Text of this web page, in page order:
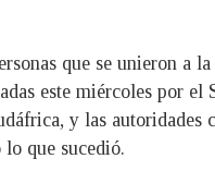
que se unieron a
este miércoles por el
y las autoridades
que sucedió.